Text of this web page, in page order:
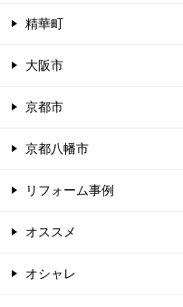
精華町
大阪市
京都市
京都八幡市
リフォーム事例
オススメ
オシャレ